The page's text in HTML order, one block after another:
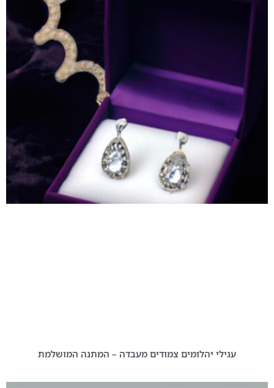
עגילי יהלומים צמודים מעבדה – המתנה המושלמת